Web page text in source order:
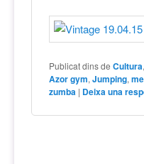
Publicat dins de Cultura,
Azor gym,Jumping,
zumba | Deixa una